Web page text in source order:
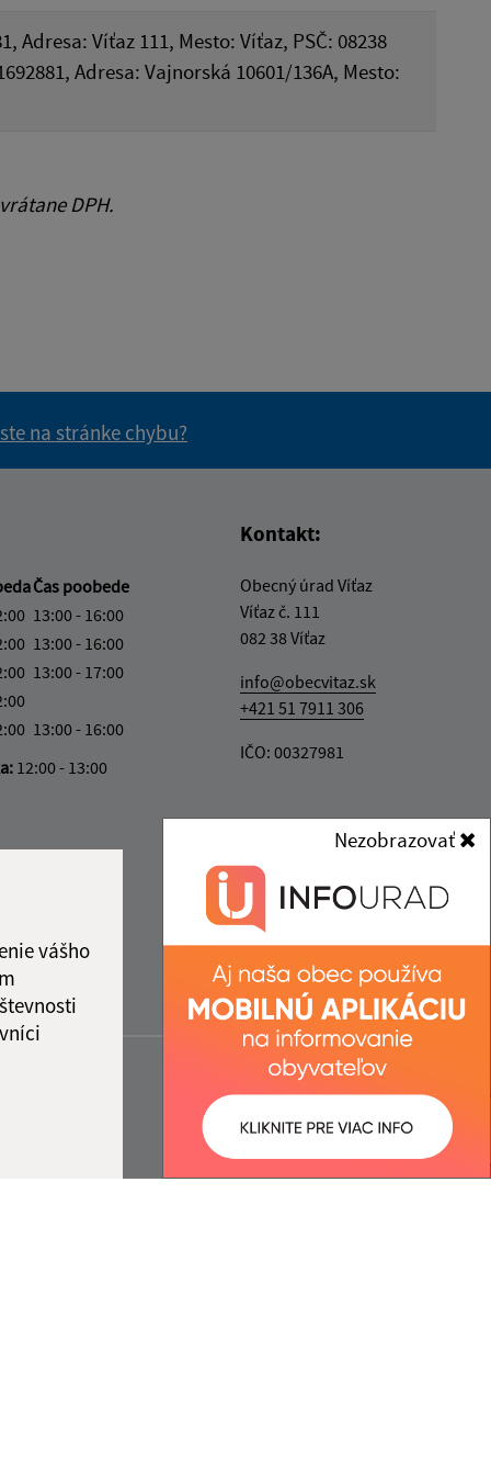
vášho
Nezobrazovať
Adresa: Víťaz 111, Mesto: Víťaz, PSČ: 08238
Adresa: Vajnorská 10601/136A, Mesto:
DPH.
na stránke chybu?
Čas poobede
13:00 - 16:00
13:00 - 16:00
13:00 - 17:00
13:00 - 16:00
12:00 - 13:00
Kontakt:
Obecný úrad Víťaz
Víťaz č. 111
082 38 Víťaz
info@obecvitaz.sk
+421 51 7911 306
IČO: 00327981